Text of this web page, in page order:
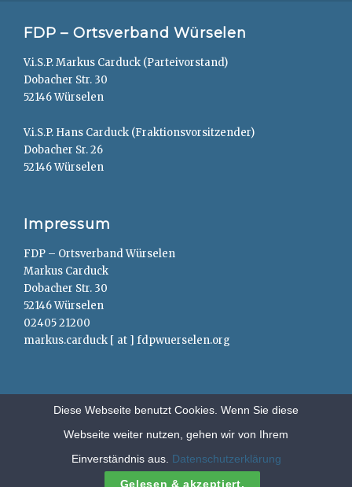
FDP – Ortsverband Würselen
V.i.S.P. Markus Carduck (Parteivorstand)
Dobacher Str. 30
52146 Würselen
V.i.S.P. Hans Carduck (Fraktionsvorsitzender)
Dobacher Sr. 26
52146 Würselen
Impressum
FDP – Ortsverband Würselen
Markus Carduck
Dobacher Str. 30
52146 Würselen
02405 21200
markus.carduck [ at ] fdpwuerselen.org
Copyright © 2026FDP – Würselen. All Rights Reserved.
Anträge
Clean Education byCatch Themes
Diese Webseite benutzt Cookies. Wenn Sie diese
Webseite weiter nutzen, gehen wir von Ihrem
Einverständnis aus. Datenschutzerklärung
Gelesen & akzeptiert.